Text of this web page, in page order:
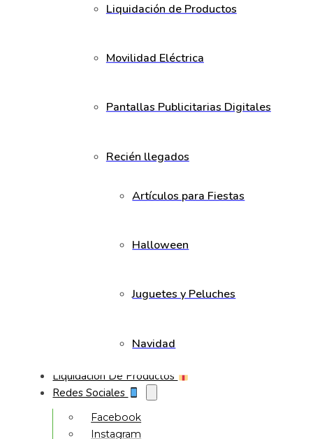
Liquidación de Productos
Movilidad Eléctrica
Pantallas Publicitarias Digitales
Recién llegados
Artículos para Fiestas
Halloween
Juguetes y Peluches
Navidad
Liquidación De Productos
Redes Sociales
Facebook
Instagram